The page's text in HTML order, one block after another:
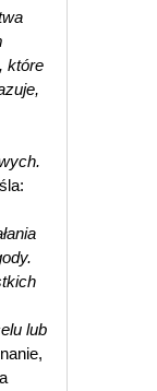
które
lub